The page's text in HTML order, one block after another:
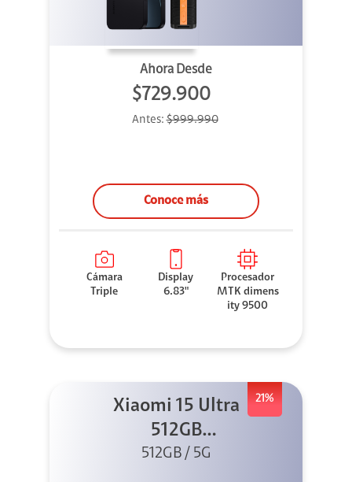
Ahora Desde
$729.900
Antes:$999.990
Conoce más
Cámara
Triple
Display
6.83"
Procesador
MTK dimens
ity 9500
21%
Xiaomi 15 Ultra
512GB
Photography Kit
512GB / 5G